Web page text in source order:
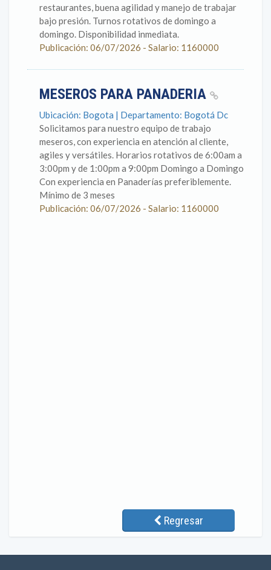
restaurantes, buena agilidad y manejo de trabajar
bajo presión. Turnos rotativos de domingo a
domingo. Disponibilidad inmediata.
Publicación: 06/07/2026 - Salario: 1160000
MESEROS PARA PANADERIA
Ubicación: Bogota | Departamento: Bogotá Dc
Solicitamos para nuestro equipo de trabajo
meseros, con experiencia en atención al cliente,
agiles y versátiles. Horarios rotativos de 6:00am a
3:00pm y de 1:00pm a 9:00pm Domingo a Domingo
Con experiencia en Panaderías preferiblemente.
Mínimo de 3 meses
Publicación: 06/07/2026 - Salario: 1160000
Regresar